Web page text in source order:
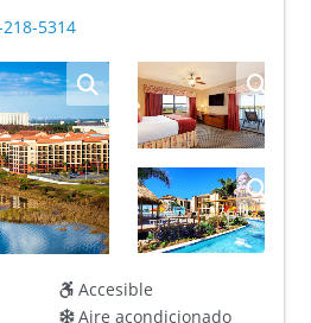
5314
Accesible
Aire acondicionado